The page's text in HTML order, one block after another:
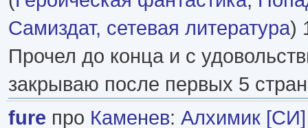
Самиздат, сетевая литература)
Прочел до конца и с
закрываю после первых 5
fure про Каменев: Алхимик [СИ]